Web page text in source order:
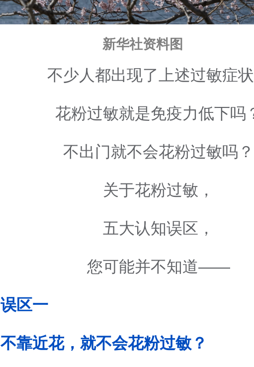
新华社资料图
不少人都出现了上述过敏症
花粉过敏就是免疫力低下吗
不出门就不会花粉过敏吗？
关于花粉过敏，
五大认知误区，
您可能并不知道——
误区一
不靠近花，就不会花粉过敏？